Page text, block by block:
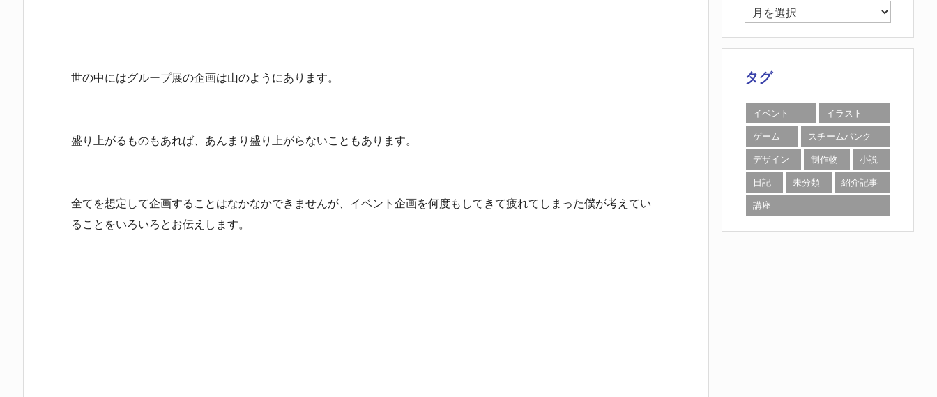
世の中にはグループ展の企画は山のようにあります。
盛り上がるものもあれば、あんまり盛り上がらないこともあります。
全てを想定して企画することはなかなかできませんが、イベント企画を何度もしてきて疲れてしまった僕が考えてい
ることをいろいろとお伝えします。
ア
ー
カ
ブ
タグ
イベント
イラスト
ゲーム
スチームパンク
デザイン
制作物
小説
日記
未分類
紹介記事
講座